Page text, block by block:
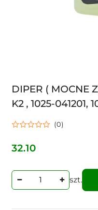
DIPER ( MOCNE
K2 , 1025-041201,
(0)
Cena:
32.10
szt.